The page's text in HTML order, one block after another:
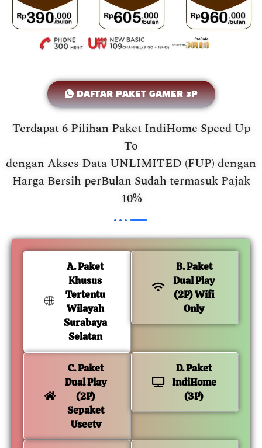
DAFTAR PAKET GAMER 3P
Terdapat 6 Pilihan Paket IndiHome Speed Up
To
dengan Akses Data UNLIMITED (FUP) dengan
Harga Bersih perBulan Sudah termasuk Pajak
10%
A. Paket
Khusus
Tertentu
Wilayah
Surabaya
Selatan
B. Paket
Dual Play
(2P) Wifi
Only
C. Paket
Dual Play
(2P)
Sepaket
Useetv
D. Paket
IndiHome
(3P)